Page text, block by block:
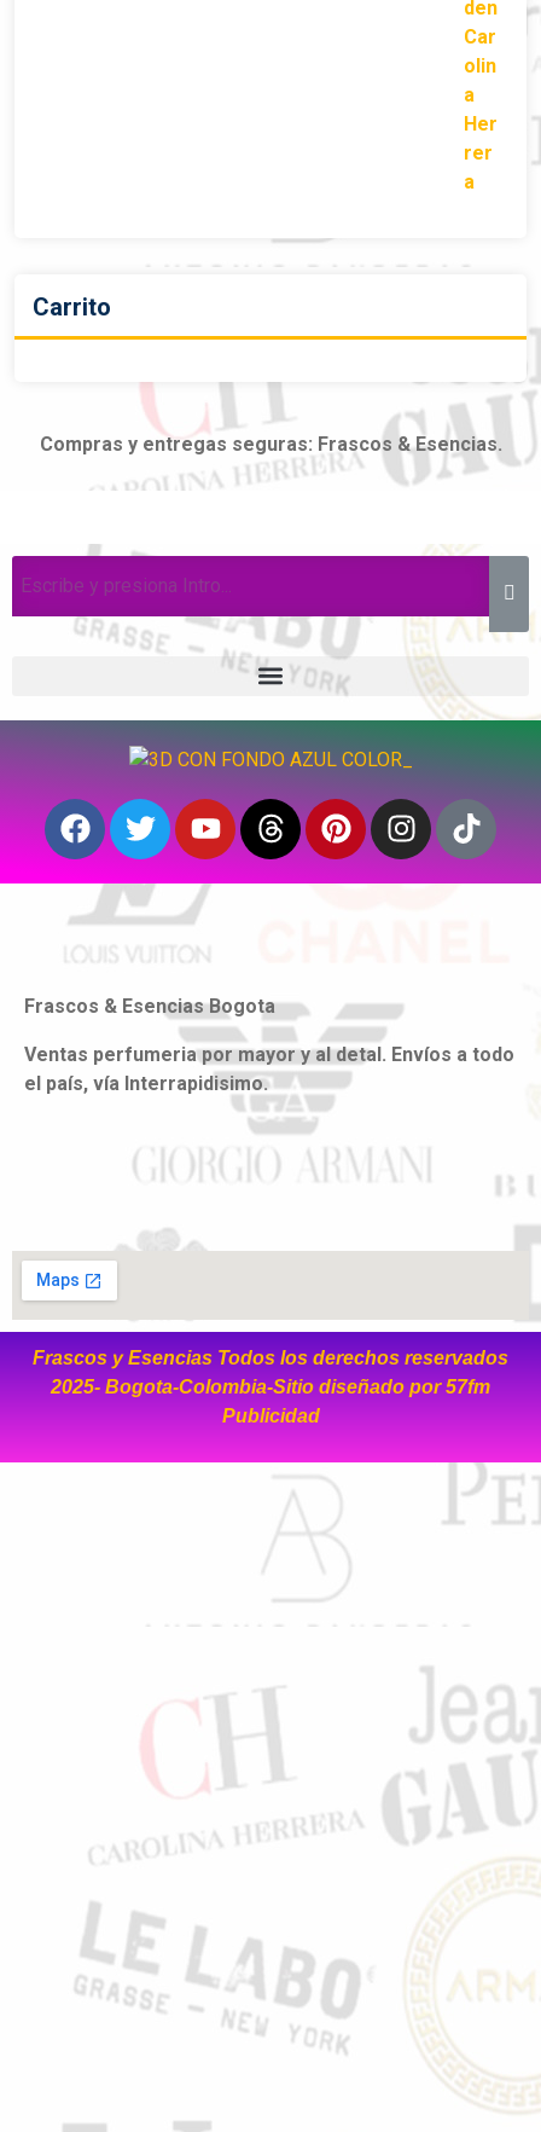
Carrito
Compras y entregas seguras: Frascos & Esencias.
Frascos & Esencias Bogota
Ventas perfumeria por mayor y al detal. Envíos a todo
el país, vía Interrapidisimo.
Frascos y Esencias Todos los derechos reservados
2025- Bogota-Colombia-Sitio diseñado por57fm
Publicidad